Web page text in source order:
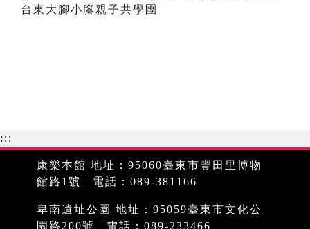
台東大腳小腳親子共學團
:::
康樂本館 地址：95060臺東市豐田里博物
館路1號 | 電話：089-381166
卑南遺址公園 地址：95059臺東市文化公
園路200號 | 電話：089-233466